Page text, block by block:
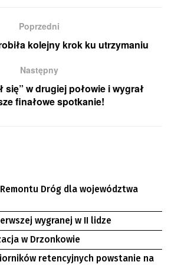
Poprzedni
kolejny krok ku utrzymaniu
Następny
się” w drugiej połowie i wygrał
finałowe spotkanie!
Remontu Dróg dla województwa
wygranej w II lidze
w Drzonkowie
retencyjnych powstanie na